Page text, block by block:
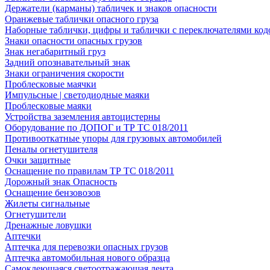
Держатели (карманы) табличек и знаков опасности
Оранжевые таблички опасного груза
Наборные таблички, цифры и таблички с переключателями
Знаки опасности опасных грузов
Знак негабаритный груз
Задний опознавательный знак
Знаки ограничения скорости
Проблесковые маячки
Импульсные | светодиодные маяки
Проблесковые маяки
Устройства заземления автоцистерны
Оборудование по ДОПОГ и ТР ТС 018/2011
Противооткатные упоры для грузовых автомобилей
Пеналы огнетушителя
Очки защитные
Оснащение по правилам ТР ТС 018/2011
Дорожный знак Опасность
Оснащение бензовозов
Жилеты сигнальные
Огнетушители
Дренажные ловушки
Аптечки
Аптечка для перевозки опасных грузов
Аптечка автомобильная нового образца